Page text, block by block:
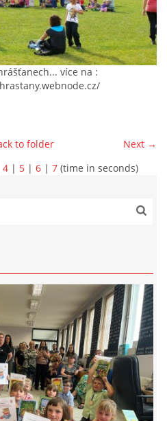
více na :
Next →
to folder
4 | 5 | 6 | 7 (time in seconds)